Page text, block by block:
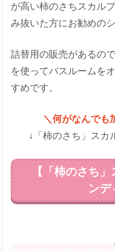
が高い柿のさちスカル
み抜いた方にお勧めの
詰替用の販売があるの
を使ってバスルームを
すめです。
＼何がなんでも
↓「柿のさち」スカ
【「柿のさち
ンデ